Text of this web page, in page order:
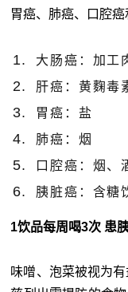
胃癌、肺癌、口腔
大肠癌：加工
肝癌：黄麴毒
胃癌：盐
肺癌：烟
口腔癌：烟、
胰脏癌：含糖
1饮品每周喝3次 患
味噌、泡菜被视为